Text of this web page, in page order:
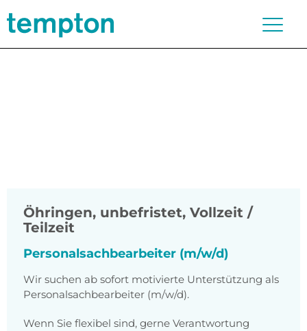
Öhringen, unbefristet, Vollzeit /
Teilzeit
Personalsachbearbeiter (m/w/d)
Wir suchen ab sofort motivierte Unterstützung als
Personalsachbearbeiter (m/w/d).
Wenn Sie flexibel sind, gerne Verantwortung